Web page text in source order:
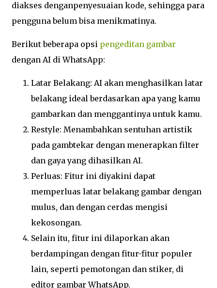
diakses denganpenyesuaian kode, sehingga para
pengguna belum bisa menikmatinya.
Berikut beberapa opsi pengeditan gambar
dengan AI di WhatsApp:
Latar Belakang: AI akan menghasilkan latar
belakang ideal berdasarkan apa yang kamu
gambarkan dan menggantinya untuk kamu.
Restyle: Menambahkan sentuhan artistik
pada gambtekar dengan menerapkan filter
dan gaya yang dihasilkan AI.
Perluas: Fitur ini diyakini dapat
memperluas latar belakang gambar dengan
mulus, dan dengan cerdas mengisi
kekosongan.
Selain itu, fitur ini dilaporkan akan
berdampingan dengan fitur-fitur populer
lain, seperti pemotongan dan stiker, di
editor gambar WhatsApp.